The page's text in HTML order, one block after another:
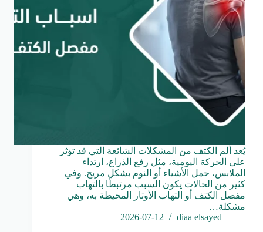
يُعد ألم الكتف من المشكلات الشائعة التي قد تؤثر
على الحركة اليومية، مثل رفع الذراع، ارتداء
الملابس، حمل الأشياء أو النوم بشكل مريح. وفي
كثير من الحالات يكون السبب مرتبطًا بالتهاب
مفصل الكتف أو التهاب الأوتار المحيطة به، وهي
مشكلة…
diaa elsayed
2026-07-12